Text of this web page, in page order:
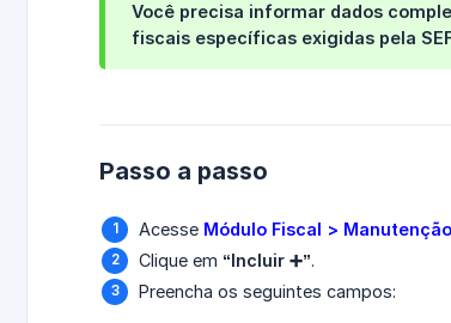
Você precisa informar dados
fiscais específicas exigidas pela
Passo a passo
Acesse Módulo Fiscal >
Clique em “Incluir ➕”.
Preencha os seguintes campos: